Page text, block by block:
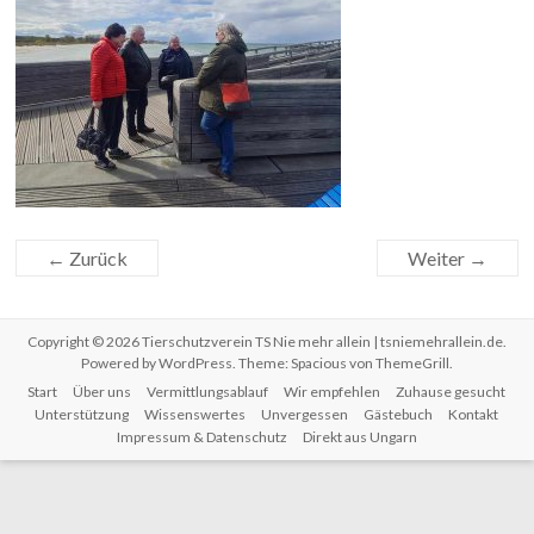
← Zurück Weiter →
Copyright © 2026Tierschutzverein TS Nie mehr allein | tsniemehrallein.de.
Powered byWordPress. Theme: Spacious von ThemeGrill.
Start
Über uns Vermittlungsablauf Wir empfehlen
Zuhause gesucht
Unterstützung
Wissenswertes Unvergessen Gästebuch
Kontakt
Impressum & Datenschutz
Direkt aus Ungarn